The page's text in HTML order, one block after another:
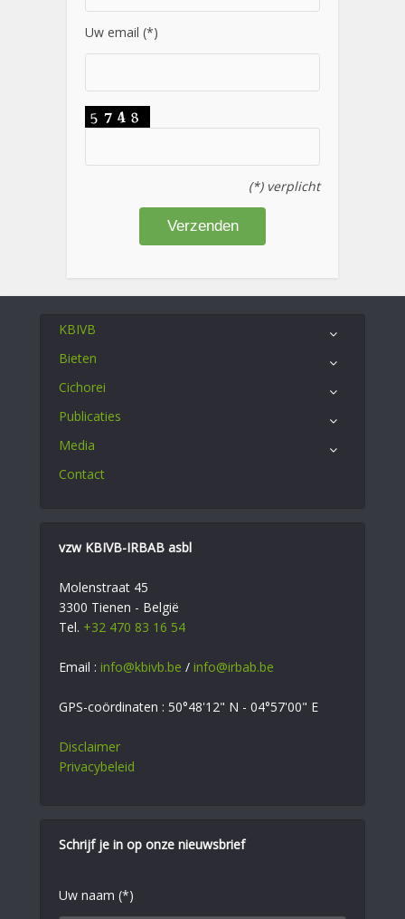
Uw email (*)
(*) verplicht
KBIVB
Bieten
Cichorei
Publicaties
Media
Contact
vzw KBIVB-IRBAB asbl
Molenstraat 45
3300 Tienen - België
Tel. +32 470 83 16 54
Email : info@kbivb.be / info@irbab.be
GPS-coördinaten : 50°48'12" N - 04°57'00" E
Disclaimer
Privacybeleid
Schrijf je in op onze nieuwsbrief
Uw naam (*)